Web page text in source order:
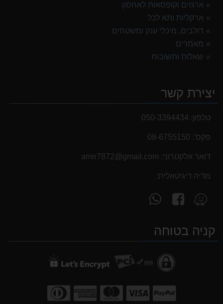
ארגזים וקופסאות לאחסון
ארקליות ותא לכל
דולבים, מיכלי ענק ומשטחים
מאמרים
שאלות ותשובות
יצירת קשר
טלפון: 050-3394434
פקס': 08-6755150
דואר אלקטרוני: ‫amir7872@gmail.com‬
מדיה דיגיטאלית:
מצא
אותנו
Waze
עקוב
אחרינו
facebookקניה בטוחה